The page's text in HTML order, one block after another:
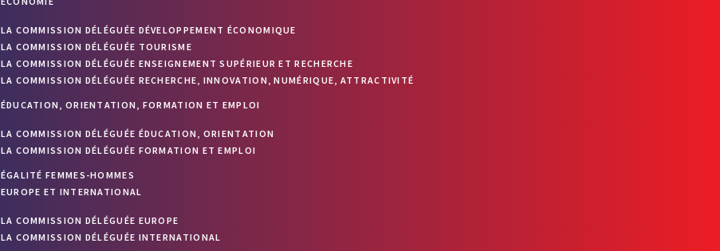
LA COMMISSION DÉLÉGUÉE DÉVELOPPEMENT ÉCONOMIQUE
LA COMMISSION DÉLÉGUÉE TOURISME
LA COMMISSION DÉLÉGUÉE ENSEIGNEMENT SUPÉRIEUR ET RECHERCHE
LA COMMISSION DÉLÉGUÉE RECHERCHE, INNOVATION, NUMÉRIQUE, ATTRACTIVITÉ
ÉDUCATION, ORIENTATION, FORMATION ET EMPLOI
LA COMMISSION DÉLÉGUÉE ÉDUCATION, ORIENTATION
LA COMMISSION DÉLÉGUÉE FORMATION ET EMPLOI
ÉGALITÉ FEMMES-HOMMES
EUROPE ET INTERNATIONAL
LA COMMISSION DÉLÉGUÉE EUROPE
LA COMMISSION DÉLÉGUÉE INTERNATIONAL